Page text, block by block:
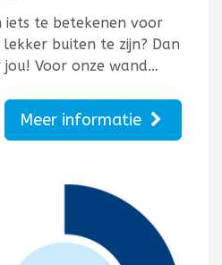
iets te betekenen voor
buiten te zijn? Dan
jou! Voor onze wand…
Meer informatie